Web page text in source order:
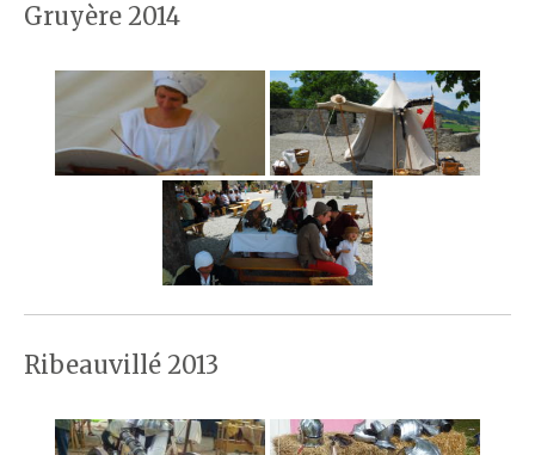
Gruyère 2014
Ribeauvillé 2013